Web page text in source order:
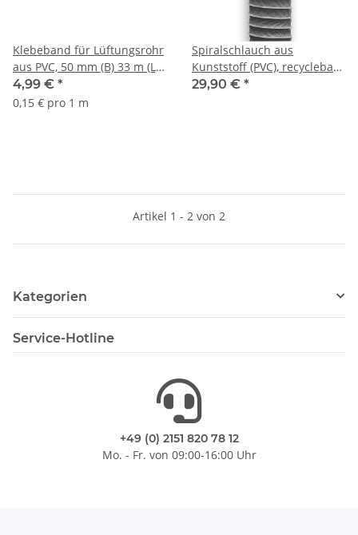
Klebeband für Lüftungsrohr
aus PVC, 50 mm (B) 33 m (L),
grau (Mengenrabatt)
4,99 € *
0,15 € pro 1 m
Spiralschlauch aus
Kunststoff (PVC), recyclebar,
Ø 80 - 400 mm, 6-10 m, grau
29,90 € *
Artikel 1 - 2 von 2
Kategorien
Service-Hotline
+49 (0) 2151 820 78 12
Mo. - Fr. von 09:00-16:00 Uhr